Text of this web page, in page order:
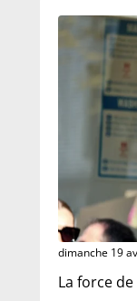
dimanche 19
La force